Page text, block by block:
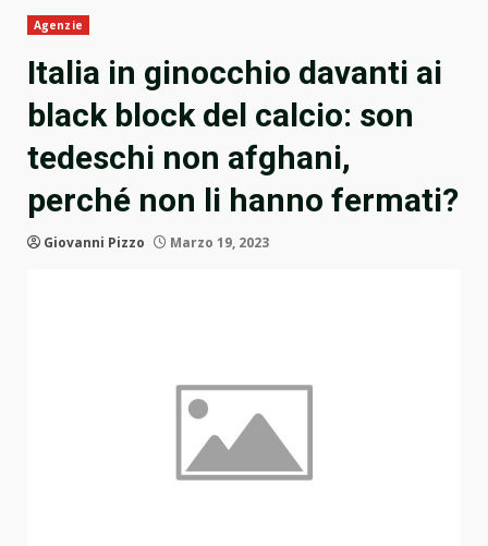
Agenzie
Italia in ginocchio davanti ai
black block del calcio: son
tedeschi non afghani,
perché non li hanno fermati?
Giovanni Pizzo Marzo 19, 2023